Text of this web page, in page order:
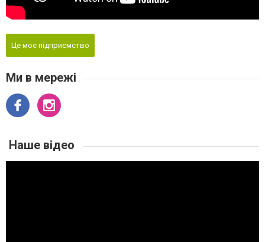
Це моє підприємство
Ми в мережі
Наше відео